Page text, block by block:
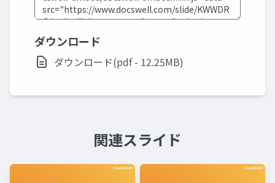
ダウンロード
ダウンロード(pdf - 12.25MB)
関連スライド